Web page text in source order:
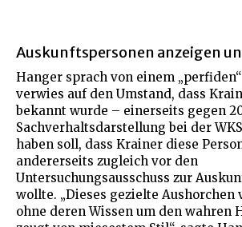
Auskunftspersonen anzeigen
Hanger sprach von einem
verwies auf den Umstand, dass
bekannt wurde – einerseits gegen
Sachverhaltsdarstellung bei der
haben soll, dass Krainer diese
andererseits zugleich vor den
Untersuchungsausschuss zur
wollte. „Dieses gezielte Aushorchen
ohne deren Wissen um den wahren